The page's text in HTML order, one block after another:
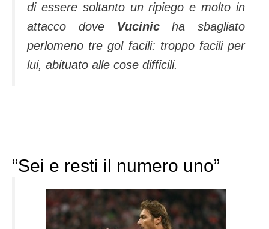
di essere soltanto un ripiego e molto in
attacco dove Vucinicha sbagliato
perlomeno tre gol facili: troppo facili per
lui, abituato alle cose difficili.
“Sei e resti il numero uno”